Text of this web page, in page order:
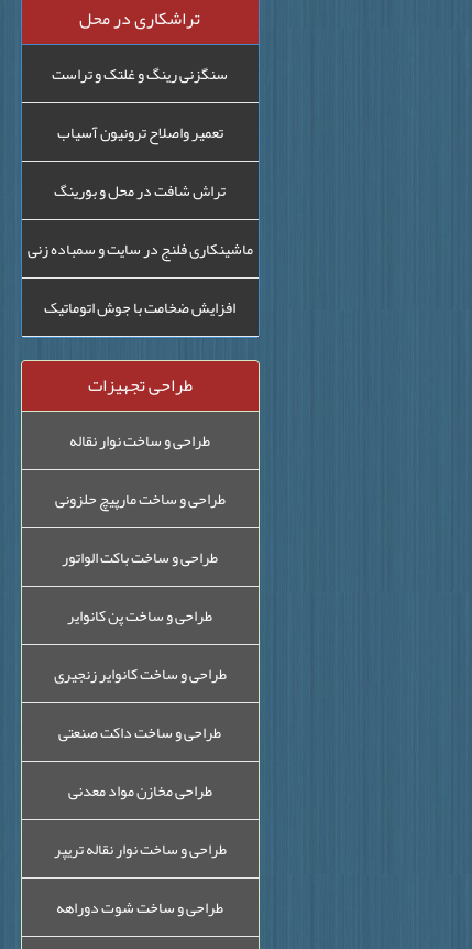
تراشکاری در محل
سنگزنی رینگ و غلتک و تراست
تعمیر واصلاح ترونیون آسیاب
تراش شافت در محل و بورینگ
ماشینکاری فلنج در سایت و سمباده زنی
افزایش ضخامت با جوش اتوماتیک
طراحی تجهیزات
طراحی و ساخت نوار نقاله
طراحی و ساخت مارپیچ حلزونی
طراحی و ساخت باکت الواتور
طراحی و ساخت پن کانوایر
طراحی و ساخت کانوایر زنجیری
طراحی و ساخت داکت صنعتی
طراحی مخازن مواد معدنی
طراحی و ساخت نوار نقاله تریپر
طراحی و ساخت شوت دوراهه